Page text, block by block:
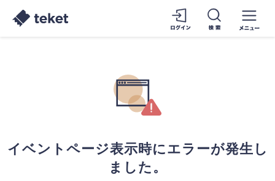
イベントページ表示時にエラーが発生し
ました。